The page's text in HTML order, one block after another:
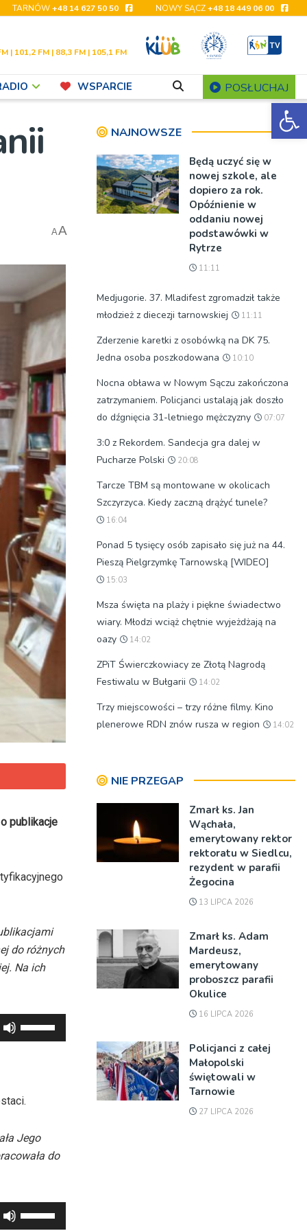
TARNÓW+48 14 627 50 50 NOWY SĄCZ+48 18 449 06 00
| 101,2 FM | 88,3 FM | 105,1 FM
WSPARCIE POSŁUCHAJ
AA
publikacje
do różnych
Na ich
strzałek
aby
zmniejszyć
głośność.
Jego
do
strzałek
NAJNOWSZE
Będą uczyć się w
nowej szkole, ale
dopiero za rok.
Opóźnienie w
oddaniu nowej
podstawówki w
Rytrze
11:11
Medjugorie. 37. Mladifest zgromadził także
młodzież z diecezji tarnowskiej
11:11
Zderzenie karetki z osobówką na DK 75.
Jedna osoba poszkodowana
10:10
Nocna obława w Nowym Sączu zakończona
zatrzymaniem. Policjanci ustalają jak doszło
do dźgnięcia 31-letniego mężczyzny
07:07
3:0 z Rekordem. Sandecja gra dalej w
Pucharze Polski
20:08
Tarcze TBM są montowane w okolicach
Szczyrzyca. Kiedy zaczną drążyć tunele?
16:04
Ponad 5 tysięcy osób zapisało się już na 44.
Pieszą Pielgrzymkę Tarnowską [WIDEO]
15:03
Msza święta na plaży i piękne świadectwo
wiary. Młodzi wciąż chętnie wyjeżdżają na
oazy
14:02
ZPiT Świerczkowiacy ze Złotą Nagrodą
Festiwalu w Bułgarii
14:02
Trzy miejscowości – trzy różne filmy. Kino
plenerowe RDN znów rusza w region
14:02
NIE PRZEGAP
Zmarł ks. Jan
Wąchała,
emerytowany rektor
rektoratu w Siedlcu,
rezydent w parafii
Żegocina
13 LIPCA 2026
Zmarł ks. Adam
Mardeusz,
emerytowany
proboszcz parafii
Okulice
16 LIPCA 2026
Policjanci z całej
Małopolski
świętowali w
Tarnowie
27 LIPCA 2026